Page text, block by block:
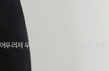
러져 우아한 무드를 완성해주는 7부 블
, 하객룩까지 세련된 스타일링을 연출하